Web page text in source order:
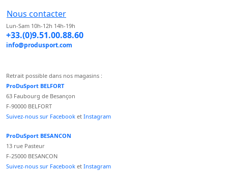
Nous contacter
Lun-Sam 10h-12h 14h-19h
+33.(0)9.51.00.88.60
info@produsport.com
Retrait possible dans nos magasins :
ProDuSport BELFORT
63 Faubourg de Besançon
F-90000 BELFORT
Suivez-nous sur Facebook et Instagram
ProDuSport BESANCON
13 rue Pasteur
F-25000 BESANCON
Suivez-nous sur Facebook et Instagram